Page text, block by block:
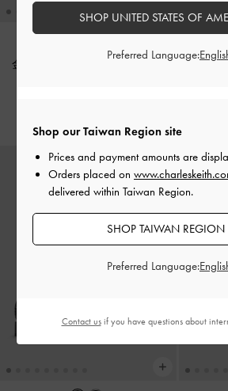
金屬釦帶樂福懶人鞋
Shop our Taiwan Region site
Prices and payment amounts are
Orders placed on
delivered within Taiwan Region.
SHOP TAIWAN REGION
Preferred Language:
SHOP UNITED STATES OF
Preferred Language:
Contact usif you have questions about